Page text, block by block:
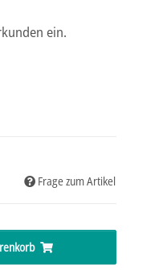
ein.
Frage zum Artikel